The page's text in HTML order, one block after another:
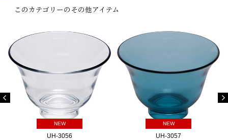
このカテゴリーのその他アイテム
NEW
UH-3056
NEW
UH-3057